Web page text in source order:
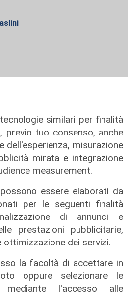
similari per finalità
previo tuo consenso, anche
dell'esperienza, misurazione
mirata e integrazione
measurement.
essere elaborati da
per le seguenti finalità
di annunci e
prestazioni pubblicitarie,
ottimizzazione dei servizi.
la facoltà di accettare in
oppure selezionare le
mediante l'accesso alle